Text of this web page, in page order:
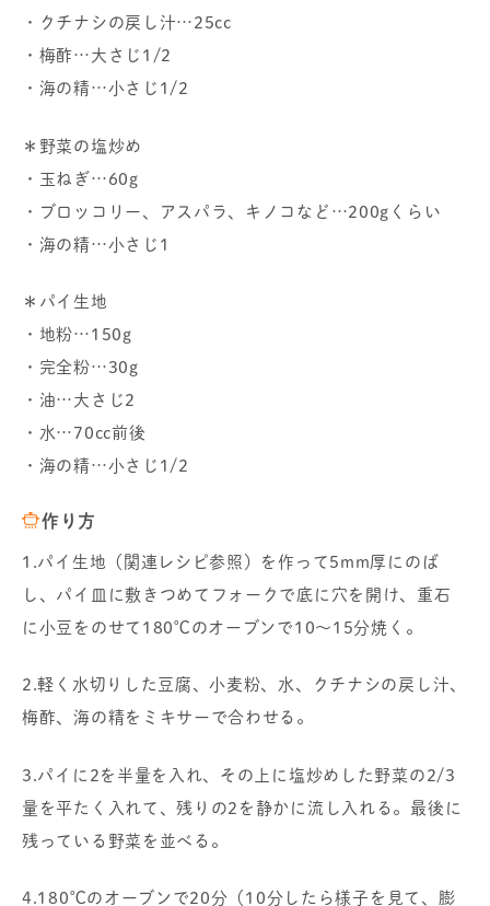
・クチナシの戻し汁…25cc
・梅酢…大さじ1/2
・海の精…小さじ1/2
＊野菜の塩炒め
・玉ねぎ…60g
・ブロッコリー、アスパラ、キノコなど…200gくらい
・海の精…小さじ1
＊パイ生地
・地粉…150g
・完全粉…30g
・油…大さじ2
・水…70cc前後
・海の精…小さじ1/2
作り方
1.パイ生地（関連レシピ参照）を作って5mm厚にのば
し、パイ皿に敷きつめてフォークで底に穴を開け、重石
に小豆をのせて180℃のオーブンで10～15分焼く。
2.軽く水切りした豆腐、小麦粉、水、クチナシの戻し汁、
梅酢、海の精をミキサーで合わせる。
3.パイに2を半量を入れ、その上に塩炒めした野菜の2/3
量を平たく入れて、残りの2を静かに流し入れる。最後に
残っている野菜を並べる。
4.180℃のオーブンで20分（10分したら様子を見て、膨